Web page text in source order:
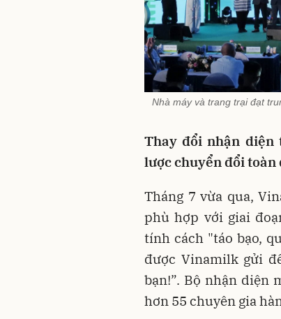
Nhà máy và trang trại đạt
Thay đổi nhận diện
lược chuyển đổi toàn
Tháng 7 vừa qua,
phù hợp với giai
tính cách "táo bạo,
được Vinamilk gửi
bạn!”. Bộ nhận diện
hơn 55 chuyên gia